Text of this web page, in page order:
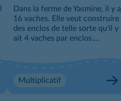
Dans la ferme de Yasmine, il y a
16 vaches. Elle veut construire
des enclos de telle sorte qu'il y
ait 4 vaches par enclos.
Multiplicatif